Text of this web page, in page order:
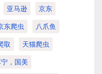
亚马逊 京东
东爬虫 八爪鱼
取 天猫爬虫
，国美